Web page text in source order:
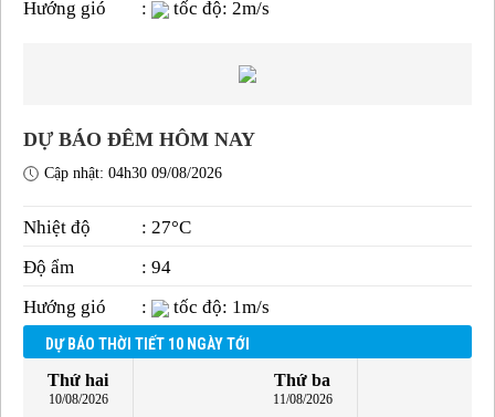
Hướng gió
: tốc độ: 2m/s
DỰ BÁO ĐÊM HÔM NAY
Cập nhật: 04h30 09/08/2026
Nhiệt độ
: 27°C
Độ ẩm
: 94
Hướng gió
: tốc độ: 1m/s
DỰ BÁO THỜI TIẾT 10 NGÀY TỚI
Thứ hai
10/08/2026
Thứ ba
11/08/2026